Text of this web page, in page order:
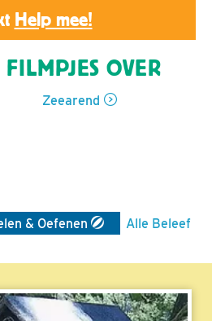
Help mee!
OVER
Zeearend
& Oefenen
Alle Beleef